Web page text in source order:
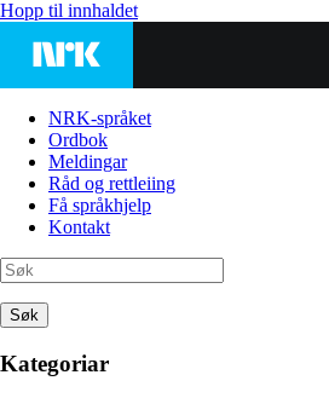
Hopp til innhaldet
NRK-språket
Ordbok
Meldingar
Råd og rettleiing
Få språkhjelp
Kontakt
Søk
Kategoriar